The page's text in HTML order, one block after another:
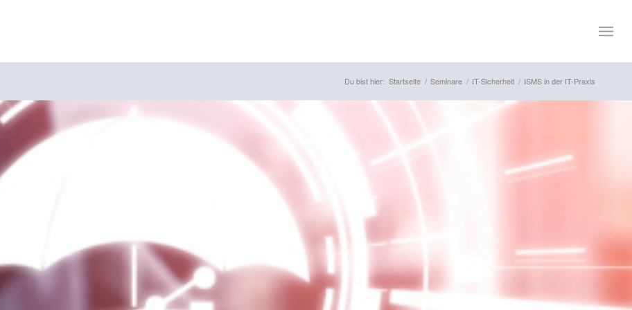
Du bist hier: Startseite / Seminare / IT-Sicherheit / ISMS in der IT-Praxis